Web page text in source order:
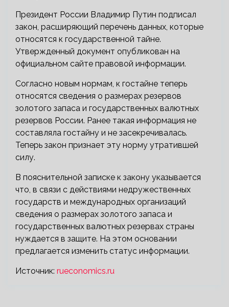
Президент России Владимир Путин подписал
закон, расширяющий перечень данных, которые
относятся к государственной тайне.
Утвержденный документ опубликован на
официальном сайте правовой информации.
Согласно новым нормам, к гостайне теперь
относятся сведения о размерах резервов
золотого запаса и государственных валютных
резервов России. Ранее такая информация не
составляла гостайну и не засекречивалась.
Теперь закон признает эту норму утратившей
силу.
В пояснительной записке к закону указывается
что, в связи с действиями недружественных
государств и международных организаций
сведения о размерах золотого запаса и
государственных валютных резервах страны
нуждается в защите. На этом основании
предлагается изменить статус информации.
Источник: rueconomics.ru